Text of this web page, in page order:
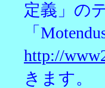
定義」の
「
http://
きます。